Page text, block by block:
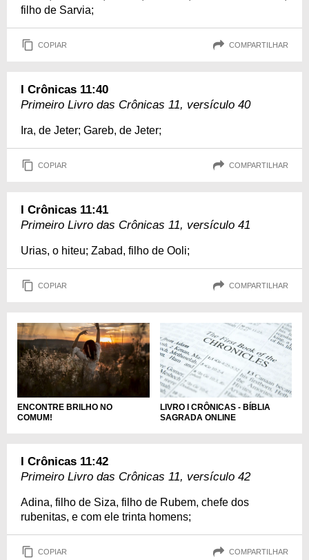
filho de Sarvia;
COPIAR COMPARTILHAR
I Crônicas 11:40
Primeiro Livro das Crônicas 11, versículo 40
Ira, de Jeter; Gareb, de Jeter;
COPIAR COMPARTILHAR
I Crônicas 11:41
Primeiro Livro das Crônicas 11, versículo 41
Urias, o hiteu; Zabad, filho de Ooli;
COPIAR COMPARTILHAR
ENCONTRE BRILHO NO
COMUM!
LIVRO I CRÔNICAS - BÍBLIA
SAGRADA ONLINE
I Crônicas 11:42
Primeiro Livro das Crônicas 11, versículo 42
Adina, filho de Siza, filho de Rubem, chefe dos
rubenitas, e com ele trinta homens;
COPIAR COMPARTILHAR